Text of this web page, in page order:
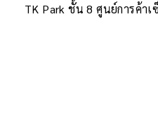
TK Park ชั้น 8 ศูนย์การค้าเ